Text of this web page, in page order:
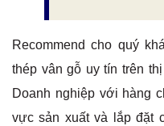
Recommend cho quý
thép vân gỗ uy tín trên
Doanh nghiệp với hàng
vực sản xuất và lắp đặt